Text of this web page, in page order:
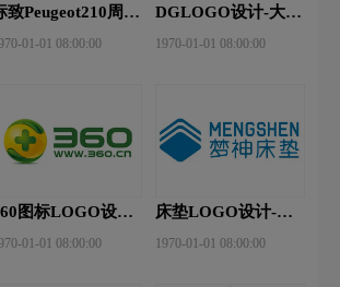
致Peugeot210周年
01-01 08:00:00
DGLOGO设计-大观
1970-01-01 08:00:00
图标LOGO设计-
设计
01-01 08:00:00
床垫LOGO设计-梦
1970-01-01 08:00:00